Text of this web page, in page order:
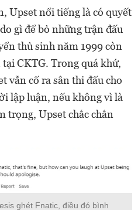
Upset nổi tiếng là có quyết
gì để bỏ những trận đấu
thủ sinh năm 1999 còn
CKTG. Trong quá khứ,
vẫn cố ra sân thi đấu cho
lập luận, nếu không vì là
trọng, Upset chắc chắn
ghét Fnatic, điều đó bình